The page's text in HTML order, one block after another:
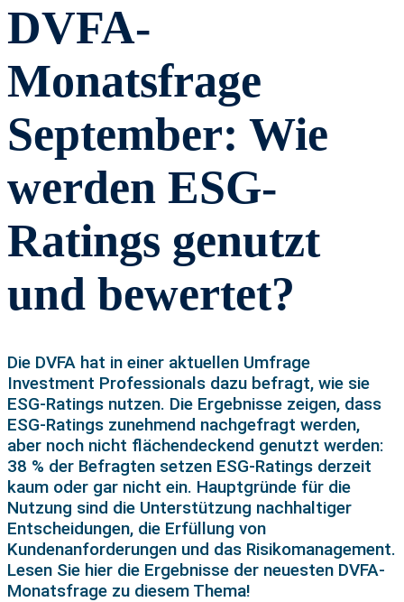
DVFA-
Monatsfrage
September: Wie
werden ESG-
Ratings genutzt
und bewertet?
Die DVFA hat in einer aktuellen Umfrage
Investment Professionals dazu befragt, wie sie
ESG-Ratings nutzen. Die Ergebnisse zeigen, dass
ESG-Ratings zunehmend nachgefragt werden,
aber noch nicht flächendeckend genutzt werden:
38 % der Befragten setzen ESG-Ratings derzeit
kaum oder gar nicht ein. Hauptgründe für die
Nutzung sind die Unterstützung nachhaltiger
Entscheidungen, die Erfüllung von
Kundenanforderungen und das Risikomanagement.
Lesen Sie hier die Ergebnisse der neuesten DVFA-
Monatsfrage zu diesem Thema!